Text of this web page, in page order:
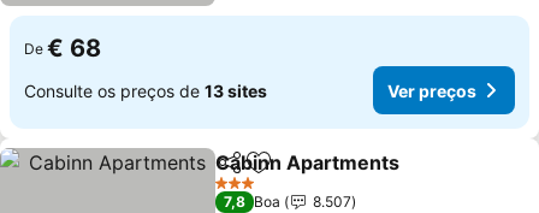
De € 68
Consulte os preços de 13 sites Ver preços
PartilharAdicionar aos favoritos
Cabinn Apartments
3 Estrelas
7,8 Boa
8.507